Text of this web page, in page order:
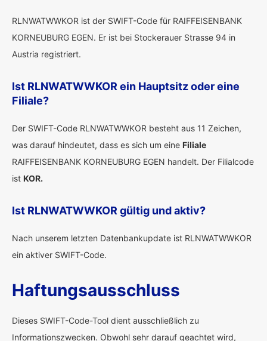
RLNWATWWKOR ist der SWIFT-Code für RAIFFEISENBANK
KORNEUBURG EGEN. Er ist bei Stockerauer Strasse 94 in
Austria registriert.
Ist RLNWATWWKOR ein Hauptsitz oder eine
Filiale?
Der SWIFT-Code RLNWATWWKOR besteht aus 11 Zeichen,
was darauf hindeutet, dass es sich um eine Filiale
RAIFFEISENBANK KORNEUBURG EGEN handelt. Der Filialcode
ist KOR.
Ist RLNWATWWKOR gültig und aktiv?
Nach unserem letzten Datenbankupdate ist RLNWATWWKOR
ein aktiver SWIFT-Code.
Haftungsausschluss
Dieses SWIFT-Code-Tool dient ausschließlich zu
Informationszwecken. Obwohl sehr darauf geachtet wird,